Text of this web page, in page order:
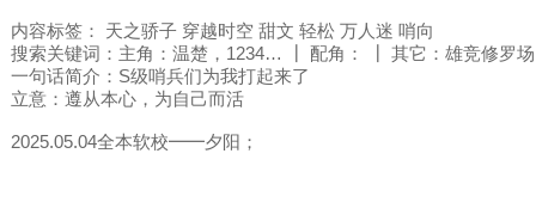
内容标签： 天之骄子 穿越时空 甜文 轻松 万人迷 哨向
搜索关键词：主角：温楚，1234… ┃ 配角： ┃ 其它：雄竞修罗场
一句话简介：S级哨兵们为我打起来了
立意：遵从本心，为自己而活
2025.05.04全本软校━━夕阳；